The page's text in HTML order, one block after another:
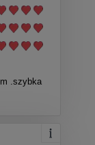
.szybka